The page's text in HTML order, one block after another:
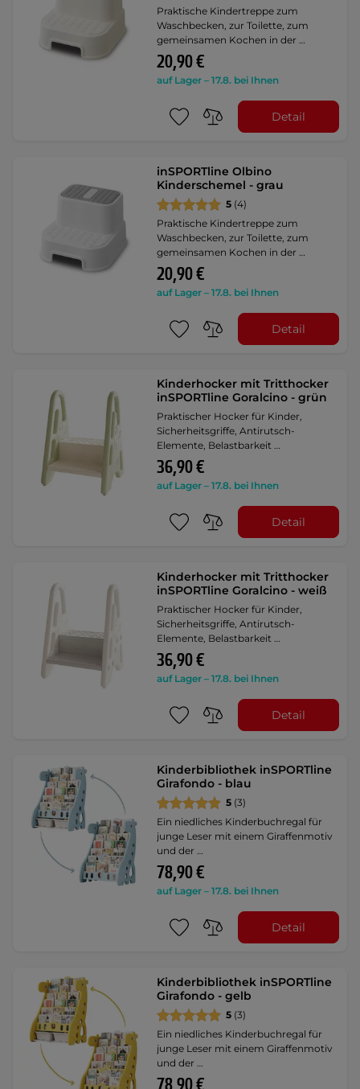
Praktische Kindertreppe zum
Waschbecken, zur Toilette, zum
gemeinsamen Kochen in der …
20,90 €
auf Lager – 17.8. bei Ihnen
Detail
inSPORTline Olbino
Kinderschemel - grau
5 (4)
Praktische Kindertreppe zum
Waschbecken, zur Toilette, zum
gemeinsamen Kochen in der …
20,90 €
auf Lager – 17.8. bei Ihnen
Detail
Kinderhocker mit Tritthocker
inSPORTline Goralcino - grün
Praktischer Hocker für Kinder,
Sicherheitsgriffe, Antirutsch-
Elemente, Belastbarkeit …
36,90 €
auf Lager – 17.8. bei Ihnen
Detail
Kinderhocker mit Tritthocker
inSPORTline Goralcino - weiß
Praktischer Hocker für Kinder,
Sicherheitsgriffe, Antirutsch-
Elemente, Belastbarkeit …
36,90 €
auf Lager – 17.8. bei Ihnen
Detail
Kinderbibliothek inSPORTline
Girafondo - blau
5 (3)
Ein niedliches Kinderbuchregal für
junge Leser mit einem Giraffenmotiv
und der …
78,90 €
auf Lager – 17.8. bei Ihnen
Detail
Kinderbibliothek inSPORTline
Girafondo - gelb
5 (3)
Ein niedliches Kinderbuchregal für
junge Leser mit einem Giraffenmotiv
und der …